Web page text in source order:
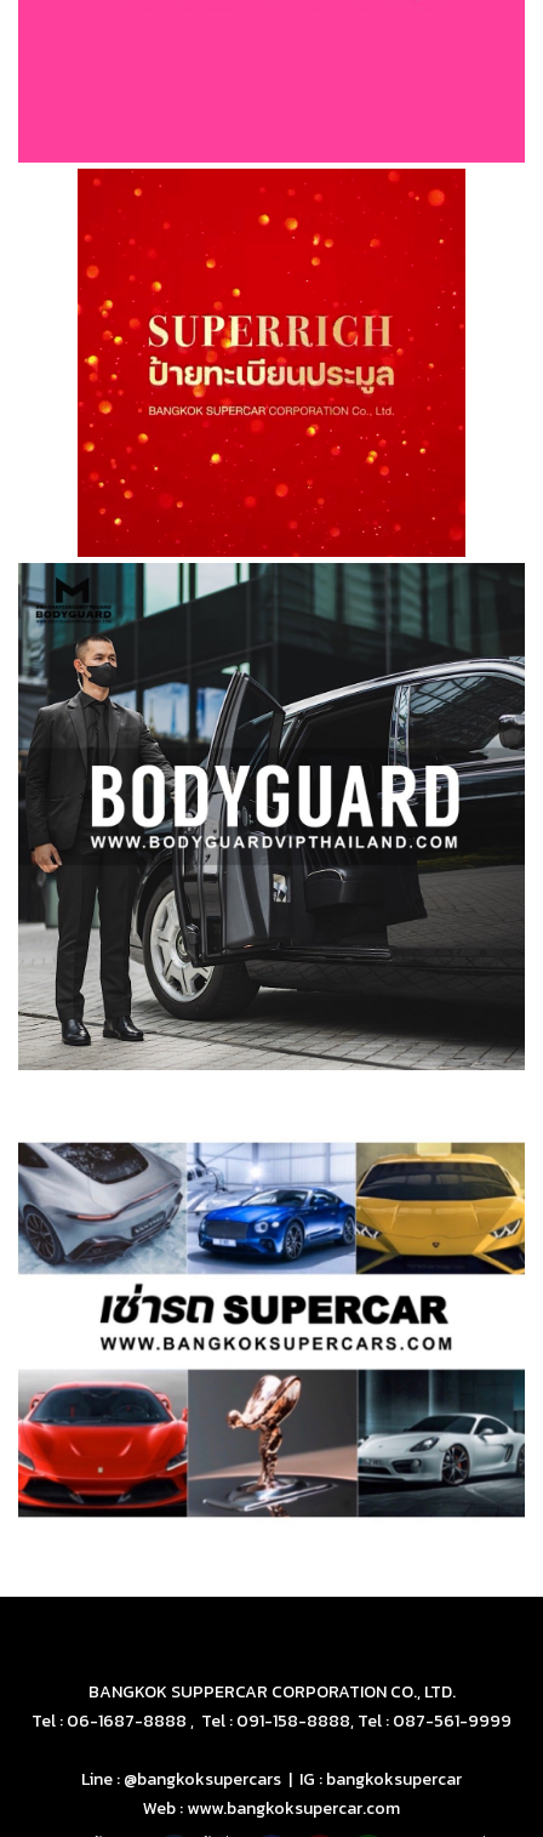
BANGKOK SUPPERCAR CORPORATION CO., LTD.
Tel : 06-1687-8888 , Tel : 091-158-8888, Tel : 087-561-9999
Line : @bangkoksupercars | IG : bangkoksupercar
Web : www.bangkoksupercar.com